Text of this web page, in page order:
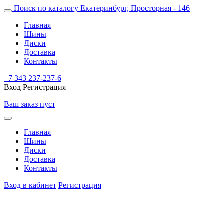
Поиск по каталогу Екатеринбург, Просторная - 146
Главная
Шины
Диски
Доставка
Контакты
+7 343 237-237-6
Вход Регистрация
Ваш заказ пуст
Главная
Шины
Диски
Доставка
Контакты
Вход в кабинет Регистрация